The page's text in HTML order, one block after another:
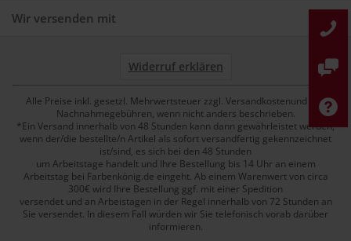
Wir versenden mit
Widerruf erklären
Alle Preise inkl. gesetzl. Mehrwertsteuer zzgl. Versandkostenund ggf.
Nachnahmegebühren, wenn nicht anders beschrieben.
*Ein Versand innerhalb von 48 Stunden kann dann gewährleistet werden,
wenn der/die bestellte/n Artikel als sofort versandfertig gekennzeichnet
ist/sind, es sich bei den 48 Stunden
um Arbeitstage handelt und Ihre Bestellung bis 14 Uhr an einem
Arbeitstag bei Farbenkönig.de eingeht. Ab einem Warenwert von circa
300€ wird Ihre Bestellung ggf. mit einer Spedition
versendet und an Arbeistagen in der Regel innerhalb von 72 Stunden an
Sie versendet. In diesem Fall würden wir Sie telefonisch vorab darüber
informieren.